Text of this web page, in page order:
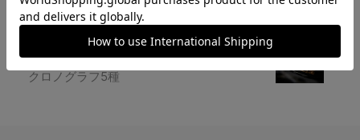
車やバイクを彷彿とさせる【老舗時計“エ
ドックス”】100m防水機能搭載、45ｍｍ径
クロノグラフ5種